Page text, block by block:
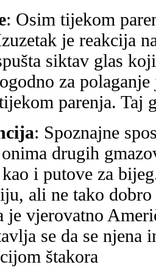
: Osim tijekom
je reakcija
siktav glas
za
parenja. Taj
: Spoznajne
drugih
i putove za
ali ne tako
je vjerovatno
se da se njena
štakora